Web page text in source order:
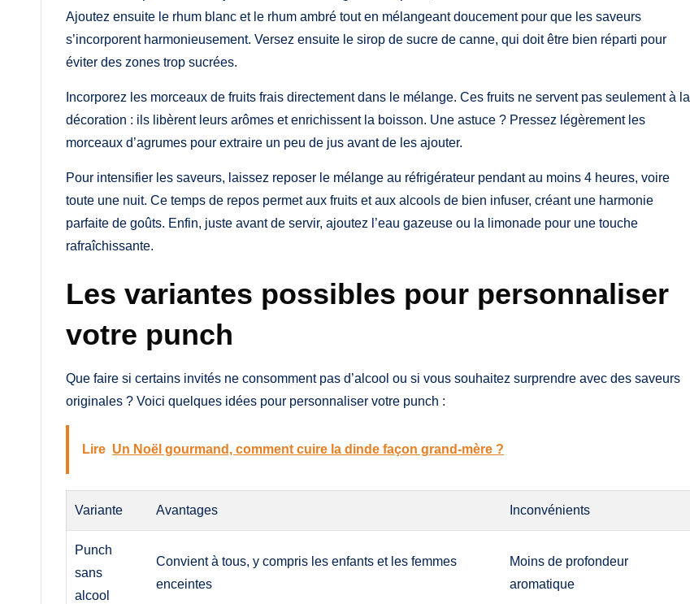
Ajoutez ensuite le rhum blanc et le rhum ambré tout en mélangeant doucement pour que les saveurs
s’incorporent harmonieusement. Versez ensuite le sirop de sucre de canne, qui doit être bien réparti pour
éviter des zones trop sucrées.
Incorporez les morceaux de fruits frais directement dans le mélange. Ces fruits ne servent pas seulement à la
décoration : ils libèrent leurs arômes et enrichissent la boisson. Une astuce ? Pressez légèrement les
morceaux d’agrumes pour extraire un peu de jus avant de les ajouter.
Pour intensifier les saveurs, laissez reposer le mélange au réfrigérateur pendant au moins 4 heures, voire
toute une nuit. Ce temps de repos permet aux fruits et aux alcools de bien infuser, créant une harmonie
parfaite de goûts. Enfin, juste avant de servir, ajoutez l’eau gazeuse ou la limonade pour une touche
rafraîchissante.
Les variantes possibles pour personnaliser
votre punch
Que faire si certains invités ne consomment pas d’alcool ou si vous souhaitez surprendre avec des saveurs
originales ? Voici quelques idées pour personnaliser votre punch :
Lire Un Noël gourmand, comment cuire la dinde façon grand-mère ?
Variante Avantages Inconvénients
Punch
sans
alcool
Convient à tous, y compris les enfants et les femmes
enceintes
Moins de profondeur
aromatique